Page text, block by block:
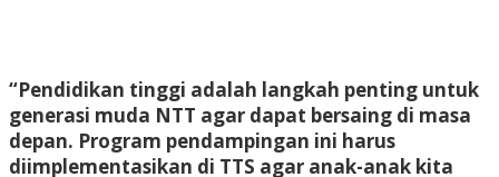
“Pendidikan tinggi adalah langkah penting untuk
generasi muda NTT agar dapat bersaing di masa
depan. Program pendampingan ini harus
diimplementasikan di TTS agar anak-anak kita